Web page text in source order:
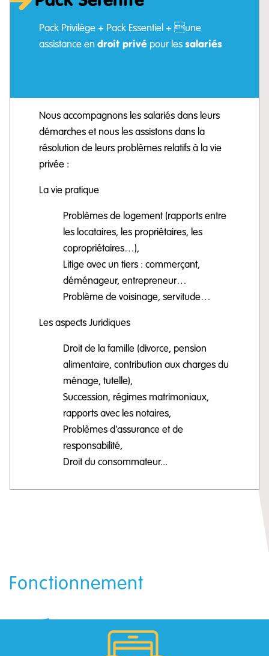
Pack Privilège + Pack Essentiel + une
assistance en droit privé pour lessalariés
Nous accompagnons les salariés dans leurs
démarches et nous les assistons dans la
résolution de leurs problèmes relatifs à la vie
privée :
La vie pratique
Problèmes de logement (rapports entre
les locataires, les propriétaires, les
copropriétaires…),
Litige avec un tiers : commerçant,
déménageur, entrepreneur…
Problème de voisinage, servitude…
Les aspects Juridiques
Droit de la famille (divorce, pension
alimentaire, contribution aux charges du
ménage, tutelle),
Succession, régimes matrimoniaux,
rapports avec les notaires,
Problèmes d'assurance et de
responsabilité,
Droit du consommateur...
Fonctionnement